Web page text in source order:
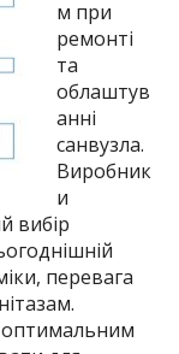
м при
ремонті
та
облаштув
анні
санвузла.
Виробник
и
вибір
перевага
оптимальним